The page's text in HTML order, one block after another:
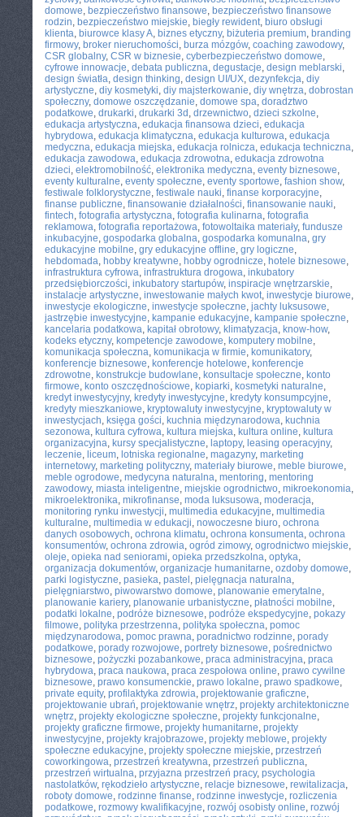
domowe, bezpieczeństwo finansowe, bezpieczeństwo finansowe
rodzin, bezpieczeństwo miejskie, biegły rewident, biuro obsługi
klienta, biurowce klasy A, biznes etyczny, biżuteria premium, branding
firmowy, broker nieruchomości, burza mózgów, coaching zawodowy,
CSR globalny, CSR w biznesie, cyberbezpieczeństwo domowe,
cyfrowe innowacje, debata publiczna, degustacje, design meblarski,
design światła, design thinking, design UI/UX, dezynfekcja, diy
artystyczne, diy kosmetyki, diy majsterkowanie, diy wnętrza, dobrostan
społeczny, domowe oszczędzanie, domowe spa, doradztwo
podatkowe, drukarki, drukarki 3d , drzewnictwo, dzieci szkolne,
edukacja artystyczna, edukacja finansowa dzieci, edukacja
hybrydowa, edukacja klimatyczna, edukacja kulturowa, edukacja
medyczna, edukacja miejska, edukacja rolnicza, edukacja techniczna,
edukacja zawodowa, edukacja zdrowotna, edukacja zdrowotna
dzieci, elektromobilność, elektronika medyczna, eventy biznesowe,
eventy kulturalne, eventy społeczne, eventy sportowe, fashion show,
festiwale folklorystyczne, festiwale nauki, finanse korporacyjne,
finanse publiczne, finansowanie działalności, finansowanie nauki,
fintech, fotografia artystyczna, fotografia kulinarna, fotografia
reklamowa, fotografia reportażowa, fotowoltaika materiały, fundusze
inkubacyjne, gospodarka globalna, gospodarka komunalna, gry
edukacyjne mobilne, gry edukacyjne offline, gry logiczne,
hebdomada, hobby kreatywne, hobby ogrodnicze, hotele biznesowe,
infrastruktura cyfrowa, infrastruktura drogowa, inkubatory
przedsiębiorczości, inkubatory startupów, inspiracje wnętrzarskie,
instalacje artystyczne, inwestowanie małych kwot, inwestycje biurowe,
inwestycje ekologiczne, inwestycje społeczne, jachty luksusowe,
jastrzębie inwestycyjne, kampanie edukacyjne, kampanie społeczne,
kancelaria podatkowa, kapitał obrotowy, klimatyzacja, know-how,
kodeks etyczny, kompetencje zawodowe, komputery mobilne,
komunikacja społeczna, komunikacja w firmie, komunikatory,
konferencje biznesowe, konferencje hotelowe, konferencje
zdrowotne, konstrukcje budowlane, konsultacje społeczne, konto
firmowe, konto oszczędnościowe, kopiarki, kosmetyki naturalne,
kredyt inwestycyjny, kredyty inwestycyjne, kredyty konsumpcyjne,
kredyty mieszkaniowe, kryptowaluty inwestycyjne, kryptowaluty w
inwestycjach, księga gości, kuchnia międzynarodowa, kuchnia
sezonowa, kultura cyfrowa, kultura miejska, kultura online, kultura
organizacyjna, kursy specjalistyczne, laptopy, leasing operacyjny,
leczenie, liceum, lotniska regionalne, magazyny, marketing
internetowy, marketing polityczny, materiały biurowe, meble biurowe,
meble ogrodowe, medycyna naturalna, mentoring, mentoring
zawodowy, miasta inteligentne, miejskie ogrodnictwo, mikroekonomia,
mikroelektronika, mikrofinanse, moda luksusowa, moderacja,
monitoring rynku inwestycji, multimedia edukacyjne, multimedia
kulturalne, multimedia w edukacji, nowoczesne biuro, ochrona
danych osobowych, ochrona klimatu, ochrona konsumenta, ochrona
konsumentów, ochrona zdrowia, ogród zimowy, ogrodnictwo miejskie,
oleje, opieka nad seniorami, opieka przedszkolna, optyka,
organizacja dokumentów, organizacje humanitarne, ozdoby domowe,
parki logistyczne, pasieka, pastel , pielęgnacja naturalna,
pielęgniarstwo, piwowarstwo domowe, planowanie emerytalne,
planowanie kariery, planowanie urbanistyczne, płatności mobilne,
podatki lokalne, podróże biznesowe, podróże ekspedycyjne, pokazy
filmowe, polityka przestrzenna, polityka społeczna, pomoc
międzynarodowa, pomoc prawna, poradnictwo rodzinne, porady
podatkowe, porady rozwojowe, portrety biznesowe, pośrednictwo
biznesowe, pożyczki pozabankowe, praca administracyjna, praca
hybrydowa, praca naukowa, praca zespołowa online, prawo cywilne
biznesowe, prawo konsumenckie, prawo lokalne, prawo spadkowe,
private equity, profilaktyka zdrowia, projektowanie graficzne,
projektowanie ubrań, projektowanie wnętrz, projekty architektoniczne
wnętrz, projekty ekologiczne społeczne, projekty funkcjonalne,
projekty graficzne firmowe, projekty humanitarne, projekty
inwestycyjne, projekty krajobrazowe, projekty meblowe, projekty
społeczne edukacyjne, projekty społeczne miejskie, przestrzeń
coworkingowa, przestrzeń kreatywna, przestrzeń publiczna,
przestrzeń wirtualna, przyjazna przestrzeń pracy, psychologia
nastolatków, rękodzieło artystyczne, relacje biznesowe, rewitalizacja,
roboty domowe, rodzinne finanse, rodzinne inwestycje, rozliczenia
podatkowe, rozmowy kwalifikacyjne, rozwój osobisty online, rozwój